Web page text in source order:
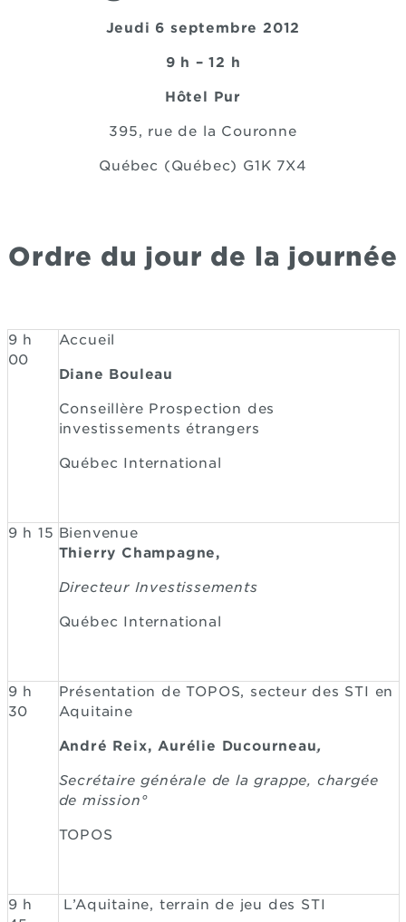
Jeudi 6 septembre 2012
9 h – 12 h
Hôtel Pur
395, rue de la Couronne
Québec (Québec) G1K 7X4
Ordre du jour de la journée
9 h
00
Accueil
Diane Bouleau
Conseillère Prospection des
investissements étrangers
Québec International
9 h 15 Bienvenue
Thierry Champagne,
Directeur Investissements
Québec International
9 h
30
Présentation de TOPOS, secteur des STI en
Aquitaine
André Reix, Aurélie Ducourneau,
Secrétaire générale de la grappe, chargée
de mission°
TOPOS
9 h
L’Aquitaine, terrain de jeu des STI